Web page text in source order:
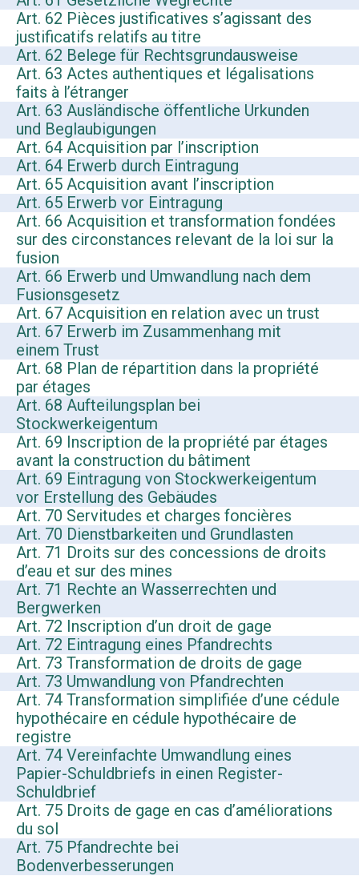
Art. 62 Pièces justificatives s’agissant des
justificatifs relatifs au titre
Art. 62 Belege für Rechtsgrundausweise
Art. 63 Actes authentiques et légalisations
faits à l’étranger
Art. 63 Ausländische öffentliche Urkunden
und Beglaubigungen
Art. 64 Acquisition par l’inscription
Art. 64 Erwerb durch Eintragung
Art. 65 Acquisition avant l’inscription
Art. 65 Erwerb vor Eintragung
Art. 66 Acquisition et transformation fondées
sur des circonstances relevant de la loi sur la
fusion
Art. 66 Erwerb und Umwandlung nach dem
Fusionsgesetz
Art. 67 Acquisition en relation avec un trust
Art. 67 Erwerb im Zusammenhang mit
einem Trust
Art. 68 Plan de répartition dans la propriété
par étages
Art. 68 Aufteilungsplan bei
Stockwerkeigentum
Art. 69 Inscription de la propriété par étages
avant la construction du bâtiment
Art. 69 Eintragung von Stockwerkeigentum
vor Erstellung des Gebäudes
Art. 70 Servitudes et charges foncières
Art. 70 Dienstbarkeiten und Grundlasten
Art. 71 Droits sur des concessions de droits
d’eau et sur des mines
Art. 71 Rechte an Wasserrechten und
Bergwerken
Art. 72 Inscription d’un droit de gage
Art. 72 Eintragung eines Pfandrechts
Art. 73 Transformation de droits de gage
Art. 73 Umwandlung von Pfandrechten
Art. 74 Transformation simplifiée d’une cédule
hypothécaire en cédule hypothécaire de
registre
Art. 74 Vereinfachte Umwandlung eines
Papier-Schuldbriefs in einen Register-
Schuldbrief
Art. 75 Droits de gage en cas d’améliorations
du sol
Art. 75 Pfandrechte bei
Bodenverbesserungen